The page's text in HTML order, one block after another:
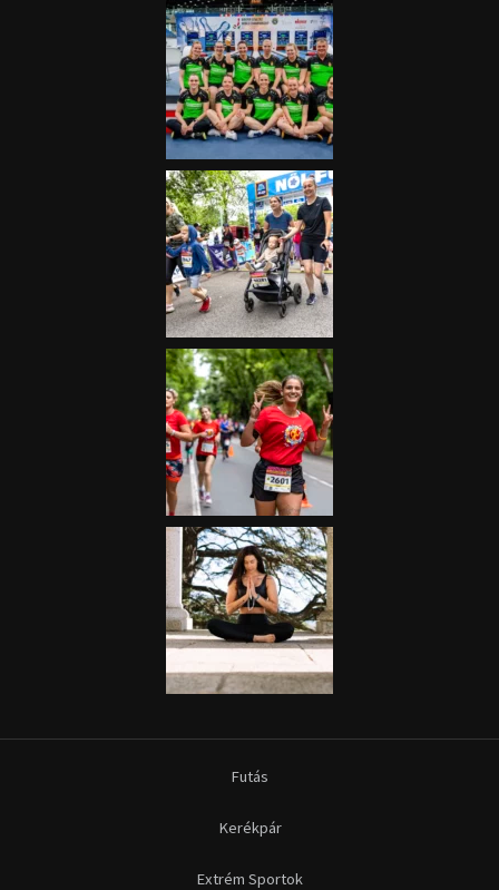
Futás
Kerékpár
Extrém Sportok